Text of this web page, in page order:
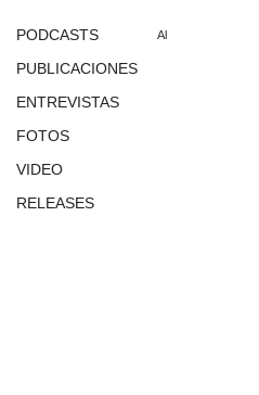
PODCASTS
PUBLICACIONES
ENTREVISTAS
FOTOS
VIDEO
RELEASES
Al